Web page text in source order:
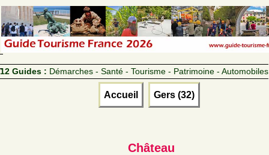
12 Guides : Démarches - Santé - Tourisme - Patrimoine - Automobiles
Accueil Gers (32)
Château